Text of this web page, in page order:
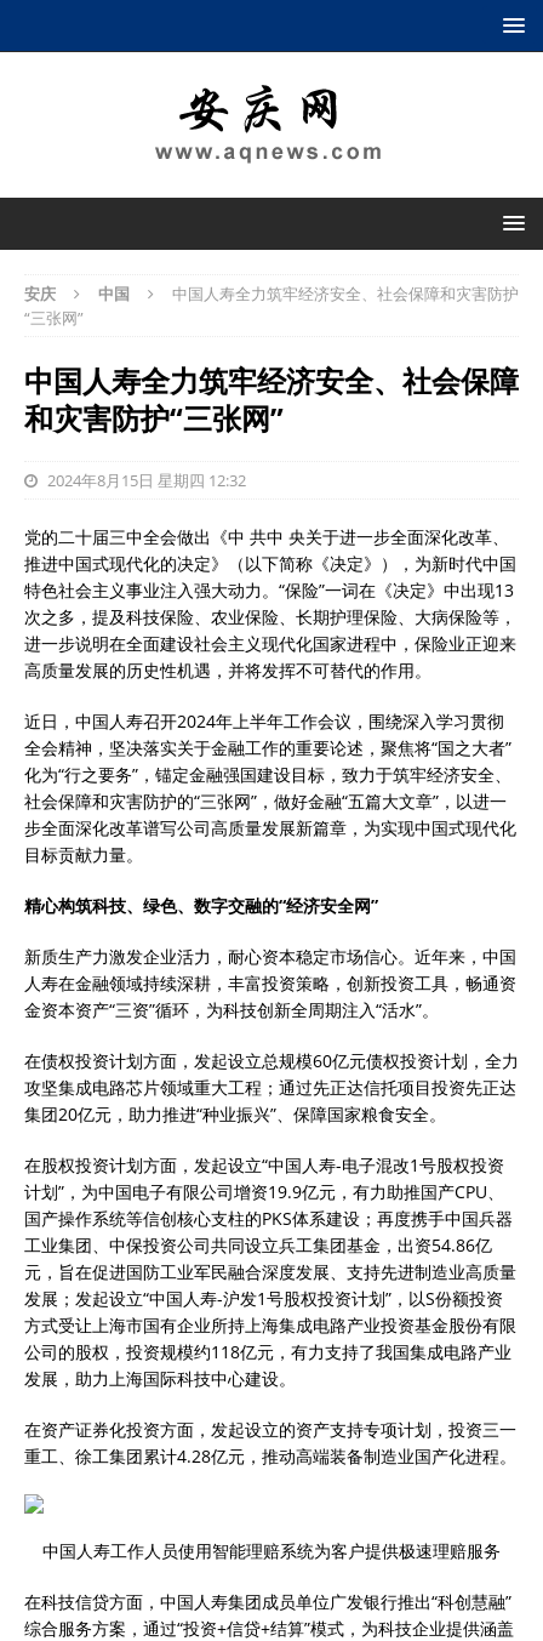
安庆 中国
中国人寿全力筑牢经济安全、社会保障和灾害防护
“三张网”
中国人寿全力筑牢经济安全、社会保障
和灾害防护“三张网”
2024年8月15日 星期四 12:32
党的二十届三中全会做出《中 共中 央关于进一步全面深化改革、
推进中国式现代化的决定》（以下简称《决定》），为新时代中国
特色社会主义事业注入强大动力。“保险”一词在《决定》中出现13
次之多，提及科技保险、农业保险、长期护理保险、大病保险等，
进一步说明在全面建设社会主义现代化国家进程中，保险业正迎来
高质量发展的历史性机遇，并将发挥不可替代的作用。
近日，中国人寿召开2024年上半年工作会议，围绕深入学习贯彻
全会精神，坚决落实关于金融工作的重要论述，聚焦将“国之大者”
化为“行之要务”，锚定金融强国建设目标，致力于筑牢经济安全、
社会保障和灾害防护的“三张网”，做好金融“五篇大文章”，以进一
步全面深化改革谱写公司高质量发展新篇章，为实现中国式现代化
目标贡献力量。
精心构筑科技、绿色、数字交融的“经济安全网”
新质生产力激发企业活力，耐心资本稳定市场信心。近年来，中国
人寿在金融领域持续深耕，丰富投资策略，创新投资工具，畅通资
金资本资产“三资”循环，为科技创新全周期注入“活水”。
在债权投资计划方面，发起设立总规模60亿元债权投资计划，全力
攻坚集成电路芯片领域重大工程；通过先正达信托项目投资先正达
集团20亿元，助力推进“种业振兴”、保障国家粮食安全。
在股权投资计划方面，发起设立“中国人寿-电子混改1号股权投资
计划”，为中国电子有限公司增资19.9亿元，有力助推国产CPU、
国产操作系统等信创核心支柱的PKS体系建设；再度携手中国兵器
工业集团、中保投资公司共同设立兵工集团基金，出资54.86亿
元，旨在促进国防工业军民融合深度发展、支持先进制造业高质量
发展；发起设立“中国人寿-沪发1号股权投资计划”，以S份额投资
方式受让上海市国有企业所持上海集成电路产业投资基金股份有限
公司的股权，投资规模约118亿元，有力支持了我国集成电路产业
发展，助力上海国际科技中心建设。
在资产证券化投资方面，发起设立的资产支持专项计划，投资三一
重工、徐工集团累计4.28亿元，推动高端装备制造业国产化进程。
中国人寿工作人员使用智能理赔系统为客户提供极速理赔服务
在科技信贷方面，中国人寿集团成员单位广发银行推出“科创慧融”
综合服务方案，通过“投资+信贷+结算”模式，为科技企业提供涵盖